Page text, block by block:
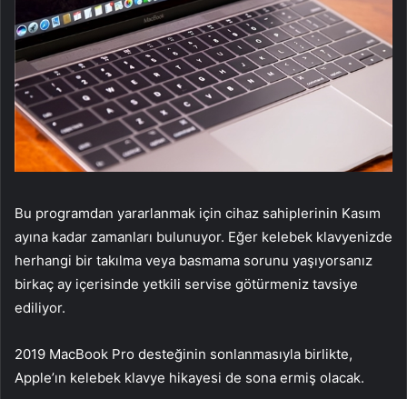
Bu programdan yararlanmak için cihaz sahiplerinin Kasım
ayına kadar zamanları bulunuyor. Eğer kelebek klavyenizde
herhangi bir takılma veya basmama sorunu yaşıyorsanız
birkaç ay içerisinde yetkili servise götürmeniz tavsiye
ediliyor.
2019 MacBook Pro desteğinin sonlanmasıyla birlikte,
Apple’ın kelebek klavye hikayesi de sona ermiş olacak.